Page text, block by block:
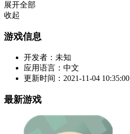
展开全部
收起
游戏信息
开发者： 未知
应用语言： 中文
更新时间： 2021-11-04 10:35:00
最新游戏